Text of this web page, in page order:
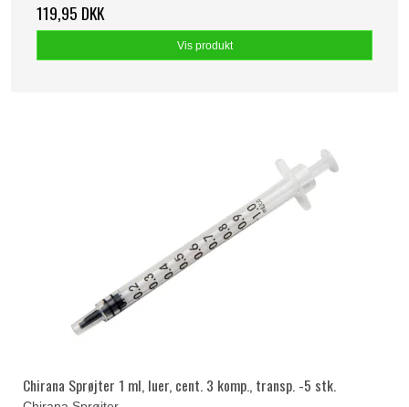
119,95 DKK
Vis produkt
Chirana Sprøjter 1 ml, luer, cent. 3 komp., transp. -5 stk.